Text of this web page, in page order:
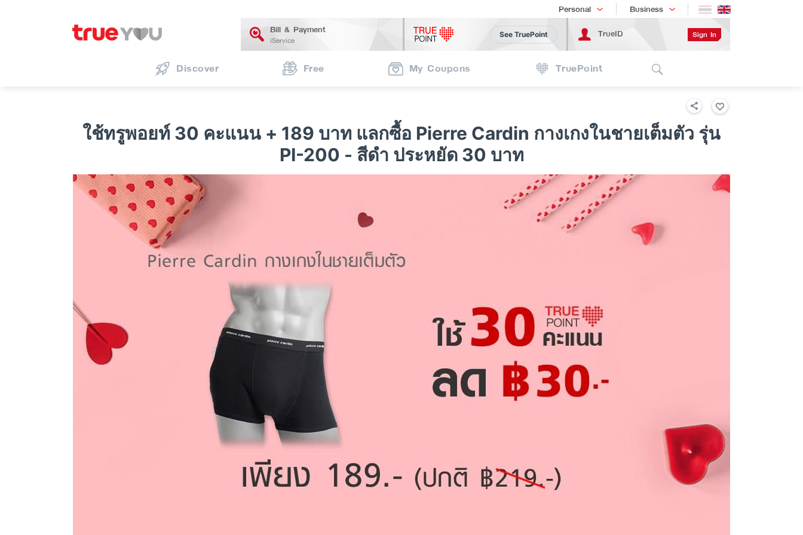
Personal
Shopping Business
เทรนด์เทคโนโลยี
Bill & Payment
iService
See TruePoint TrueID Sign In
Discover Free My Coupons TruePoint
ใช้ทรูพอยท์ 30 คะแนน + 189 บาท แลกซื้อ Pierre Cardin กางเกงในชายเต็มตัว รุ่น
PI-200 - สีดำ ประหยัด 30 บาท